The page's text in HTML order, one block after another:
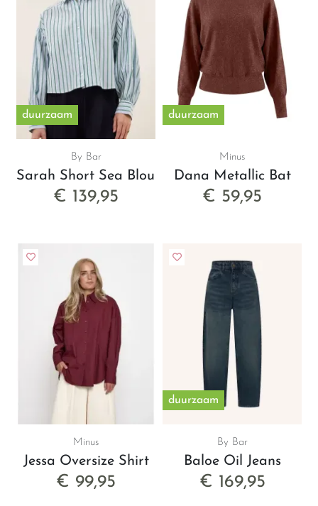
duurzaam
By Bar
Sarah Short Sea Blouse
€ 139,95
duurzaam
Minus
Dana Metallic Bat
€ 59,95
Minus
Jessa Oversize Shirt
€ 99,95
duurzaam
By Bar
Baloe Oil Jeans
€ 169,95